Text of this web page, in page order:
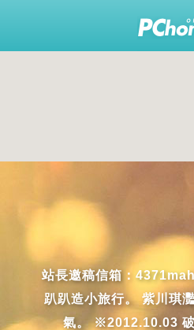
站長邀稿信箱：
趴趴造小旅行。 紫川琪
氣。 ※2012.10.03